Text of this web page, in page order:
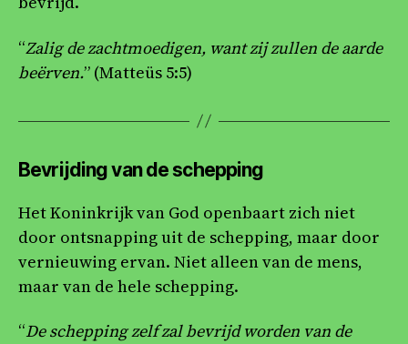
“Zalig de zachtmoedigen, want zij zullen de aarde
beërven.” (Matteüs 5:5)
Bevrijding van de schepping
Het Koninkrijk van God openbaart zich niet
door ontsnapping uit de schepping, maar door
vernieuwing ervan. Niet alleen van de mens,
maar van de hele schepping.
“De schepping zelf zal bevrijd worden van de